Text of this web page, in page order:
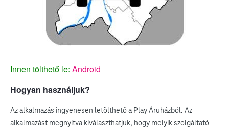
Innen tölthető le: Android
Hogyan használjuk?
Az alkalmazás ingyenesen letölthető a Play Áruházból. Az
alkalmazást megnyitva kiválaszthatjuk, hogy melyik szolgáltató